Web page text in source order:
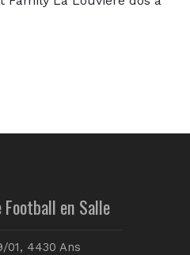
en Salle
01, 4430 Ans